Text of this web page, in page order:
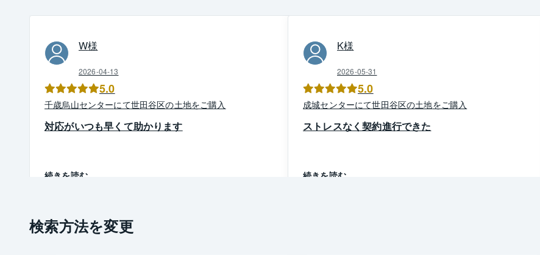
W様
2026-04-13
5.0
千歳烏山センターにて世田谷区の土地をご購入
対応がいつも早くて助かります
続きを読む
K様
2026-05-31
5.0
成城センターにて世田谷区の土地をご購入
ストレスなく契約進行できた
続きを読む
検索方法を変更